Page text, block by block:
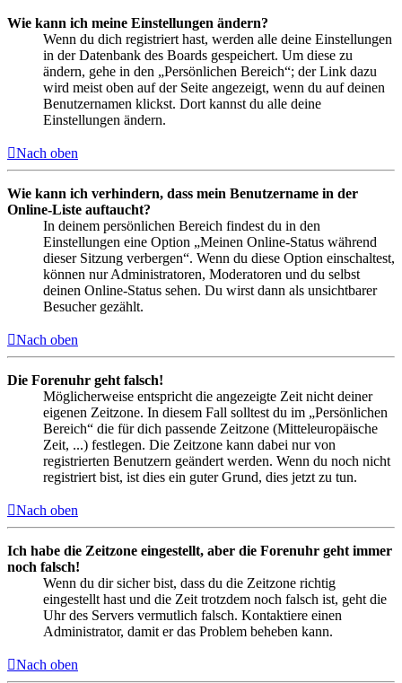
Wie kann ich meine Einstellungen ändern?
Wenn du dich registriert hast, werden alle deine Einstellungen
in der Datenbank des Boards gespeichert. Um diese zu
ändern, gehe in den „Persönlichen Bereich“; der Link dazu
wird meist oben auf der Seite angezeigt, wenn du auf deinen
Benutzernamen klickst. Dort kannst du alle deine
Einstellungen ändern.
Nach oben
Wie kann ich verhindern, dass mein Benutzername in der
Online-Liste auftaucht?
In deinem persönlichen Bereich findest du in den
Einstellungen eine Option „Meinen Online-Status während
dieser Sitzung verbergen“. Wenn du diese Option einschaltest,
können nur Administratoren, Moderatoren und du selbst
deinen Online-Status sehen. Du wirst dann als unsichtbarer
Besucher gezählt.
Nach oben
Die Forenuhr geht falsch!
Möglicherweise entspricht die angezeigte Zeit nicht deiner
eigenen Zeitzone. In diesem Fall solltest du im „Persönlichen
Bereich“ die für dich passende Zeitzone (Mitteleuropäische
Zeit, ...) festlegen. Die Zeitzone kann dabei nur von
registrierten Benutzern geändert werden. Wenn du noch nicht
registriert bist, ist dies ein guter Grund, dies jetzt zu tun.
Nach oben
Ich habe die Zeitzone eingestellt, aber die Forenuhr geht immer
noch falsch!
Wenn du dir sicher bist, dass du die Zeitzone richtig
eingestellt hast und die Zeit trotzdem noch falsch ist, geht die
Uhr des Servers vermutlich falsch. Kontaktiere einen
Administrator, damit er das Problem beheben kann.
Nach oben